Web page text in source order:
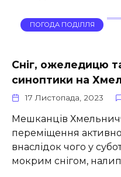
ПОГОДА ПОДІЛЛЯ
Сніг, ожеледицю
синоптики на
17 Листопада, 2023
Мешканців
переміщення
внаслідок чого у
мокрим снігом,